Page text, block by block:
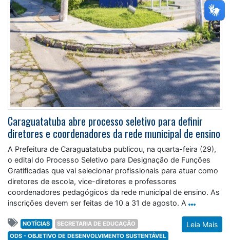
Caraguatatuba abre processo seletivo para definir
diretores e coordenadores da rede municipal de ensino
A Prefeitura de Caraguatatuba publicou, na quarta-feira (29),
o edital do Processo Seletivo para Designação de Funções
Gratificadas que vai selecionar profissionais para atuar como
diretores de escola, vice-diretores e professores
coordenadores pedagógicos da rede municipal de ensino. As
inscrições devem ser feitas de 10 a 31 de agosto. A
Leia Mais
NOTÍCIAS
SECRETARIA DE EDUCAÇÃO
ODS - OBJETIVO DE DESENVOLVIMENTO SUSTENTÁVEL